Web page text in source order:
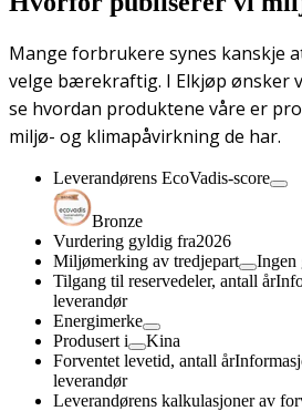
Mange forbrukere synes kanskje
velge bærekraftig. I Elkjøp ønsker
se hvordan produktene våre er
miljø- og klimapåvirkning de har.
Leverandørens EcoVadis-score
Bronze
Vurdering gyldig fra2026
Miljømerking av tredjepart
Ingen
Tilgang til reservedeler, antall år
leverandør
Energimerke
Produsert i
Kina
Forventet levetid, antall år
leverandør
Leverandørens kalkulasjoner av